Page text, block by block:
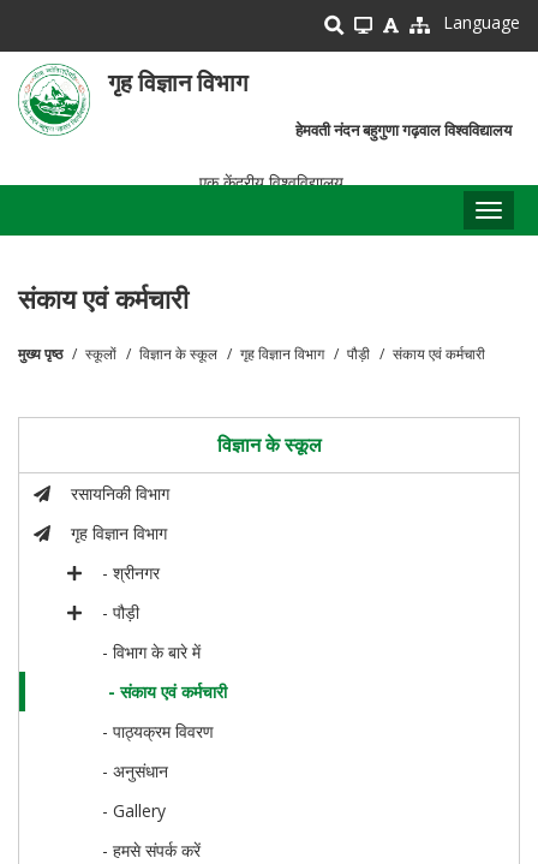
main
content
Language
गृह विज्ञान विभाग
हेमवती नंदन बहुगुणा गढ़वाल विश्वविद्यालय
एक केंद्रीय विश्वविद्यालय
संकाय एवं कर्मचारी
मुख्य पृष्ठ स्कूलों विज्ञान के स्कूल गृह विज्ञान विभाग पौड़ी संकाय एवं कर्मचारी
विज्ञान के स्कूल
रसायनिकी विभाग
गृह विज्ञान विभाग
- श्रीनगर
- पौड़ी
- विभाग के बारे में
- संकाय एवं कर्मचारी
- पाठ्यक्रम विवरण
- अनुसंधान
- Gallery
- हमसे संपर्क करें